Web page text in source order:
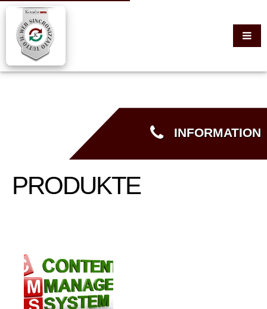
INFORMATION
PRODUKTE